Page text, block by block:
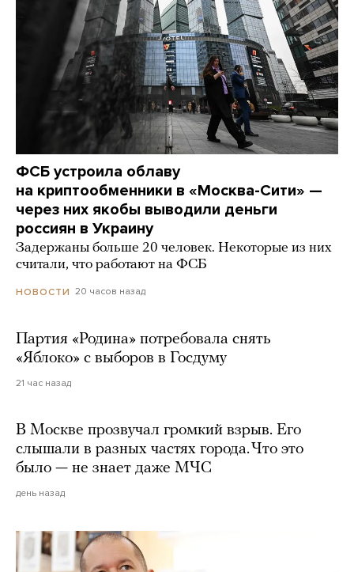
ФСБ устроила облаву
на криптообменники в «Москва-Сити» —
через них якобы выводили деньги
россиян в Украину
Задержаны больше 20 человек. Некоторые из них
считали, что работают на ФСБ
НОВОСТИ 20 часов назад
Партия «Родина» потребовала снять
«Яблоко» с выборов в Госдуму
21 час назад
В Москве прозвучал громкий взрыв. Его
слышали в разных частях города. Что это
было — не знает даже МЧС
день назад